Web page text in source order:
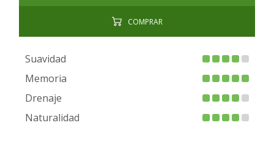
COMPRAR
Suavidad
Memoria
Drenaje
Naturalidad